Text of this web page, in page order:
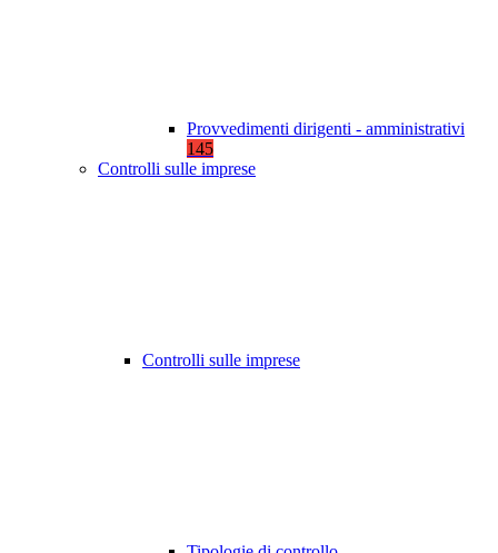
Provvedimenti dirigenti - amministrativi
145
Controlli sulle imprese
Controlli sulle imprese